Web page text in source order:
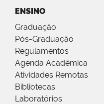
ENSINO
Graduação
Pós-Graduação
Regulamentos
Agenda Acadêmica
Atividades Remotas
Bibliotecas
Laboratórios